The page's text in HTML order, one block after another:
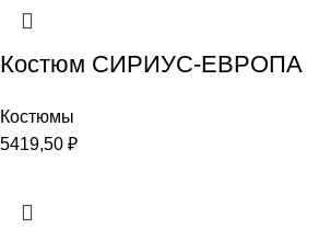
Костюм СИРИУС-ЕВРОПА
Костюмы
5419,50 ₽